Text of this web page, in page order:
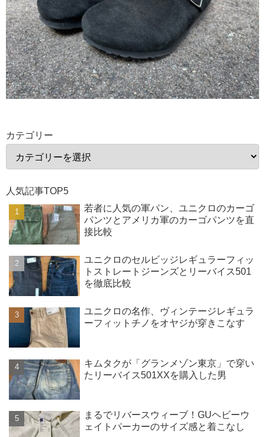
カテゴリー
人気記事TOP5
若者に人気の軍パン、ユニクロのカーゴ
パンツとアメリカ軍のカーゴパンツを直
接比較
ユニクロのセルビッジレギュラーフィッ
トストレートジーンズとリーバイス501
を徹底比較
ユニクロの名作、ヴィンテージレギュラ
ーフィットチノをオヤジが穿きこなす
キムタクが「グランメゾン東京」で穿い
たリーバイス501XXを購入した男
まるでリバースウィーブ！GUヘビーウ
ェイトパーカーのサイズ感と着こなし